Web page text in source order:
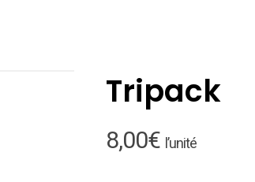
Tripack
8,00€ l’unité